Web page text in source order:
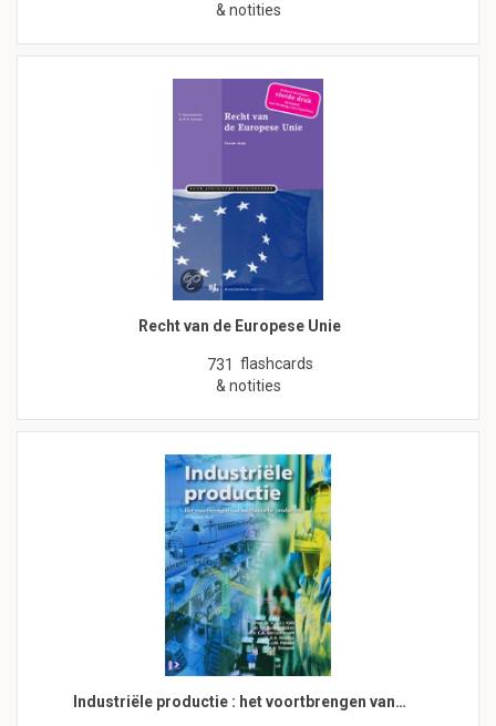
& notities
Recht van de Europese Unie
731 flashcards
& notities
Industriële productie : het voortbrengen van…